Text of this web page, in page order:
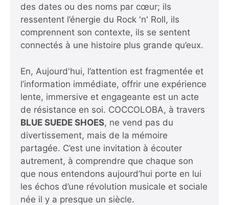
des dates ou des noms par cœur; ils
ressentent l’énergie du Rock 'n' Roll, ils
comprennent son contexte, ils se sentent
connectés à une histoire plus grande qu’eux.
En, Aujourd'hui, l’attention est fragmentée et
l’information immédiate, offrir une expérience
lente, immersive et engageante est un acte
de résistance en soi. COCCOLOBA, à travers
BLUE SUEDE SHOES, ne vend pas du
divertissement, mais de la mémoire
partagée. C’est une invitation à écouter
autrement, à comprendre que chaque son
que nous entendons aujourd’hui porte en lui
les échos d’une révolution musicale et sociale
née il y a presque un siècle.